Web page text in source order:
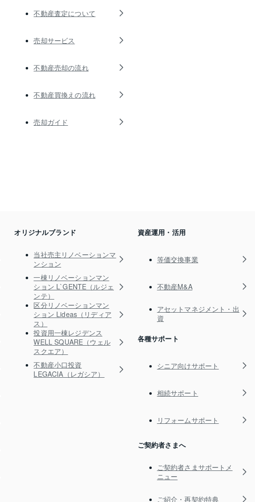
不動産査定について
売却サービス
不動産売却の流れ
不動産買換えの流れ
売却ガイド
オリジナルブランド
当社売主リノベーションマ
ンション
一棟リノベーションマン
ション L`GENTE（ルジェ
ンテ）
区分リノベーションマン
ション Lideas（リディア
ス）
投資用一棟レジデンス
WELL SQUARE（ウェル
スクエア）
不動産小口投資
LEGACIA（レガシア）
資産運用・活用
等価交換事業
不動産M&A
アセットマネジメント・出
資
各種サポート
シニア向けサポート
相続サポート
リフォームサポート
ご契約者さまへ
ご契約者さまサポートメ
ニュー
ご紹介・再契約特典